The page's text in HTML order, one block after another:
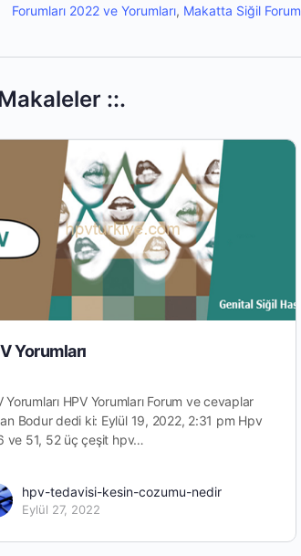
Forumları 2022 ve Yorumları, Makatta Siğil Forum
::.
Yorumları
Yorumları HPV Yorumları Forum ve cevaplar
Bodur dedi ki: Eylül 19, 2022, 2:31 pm Hpv
ve 51, 52 üç çeşit hpv…
hpv-tedavisi-kesin-cozumu-nedir
Eylül 27, 2022